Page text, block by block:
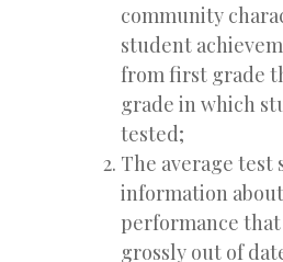
community
student
from first grade
grade in which
tested;
The average test
information
performance
grossly out of